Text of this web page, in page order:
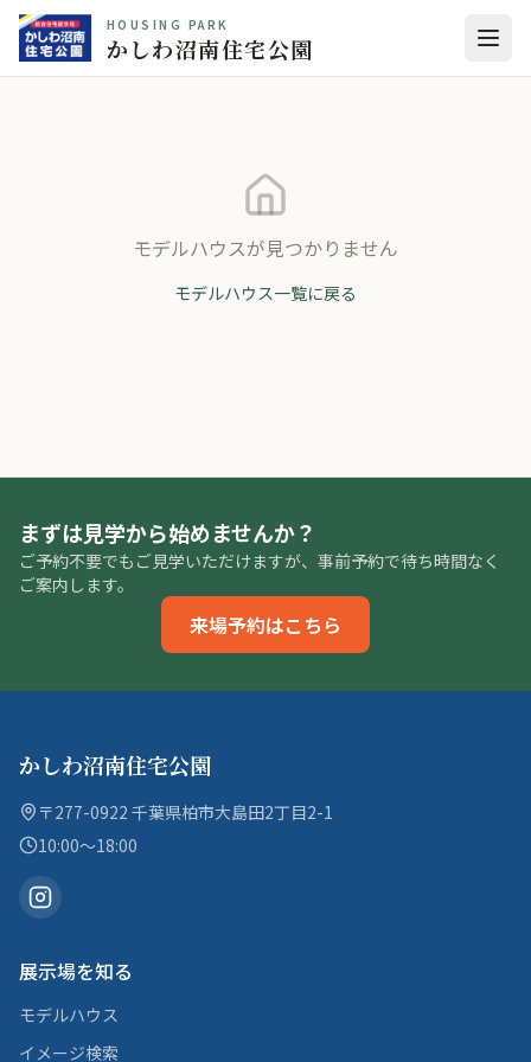
HOUSING PARK
かしわ沼南住宅公園
モデルハウスが見つかりません
モデルハウス一覧に戻る
まずは見学から始めませんか？
ご予約不要でもご見学いただけますが、事前予約で待ち時間なく
ご案内します。
来場予約はこちら
かしわ沼南住宅公園
〒277-0922 千葉県柏市大島田2丁目2-1
10:00〜18:00
展示場を知る
モデルハウス
イメージ検索